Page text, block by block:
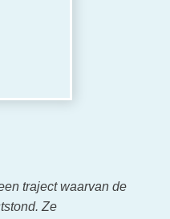
traject waarvan de
Ze